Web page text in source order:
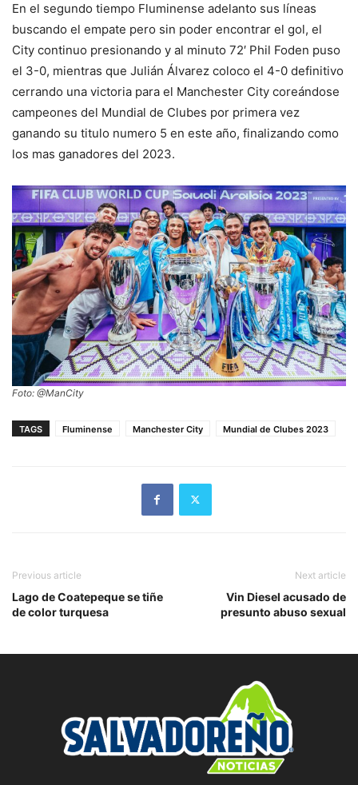
En el segundo tiempo Fluminense adelanto sus líneas
buscando el empate pero sin poder encontrar el gol, el
City continuo presionando y al minuto 72′ Phil Foden puso
el 3-0, mientras que Julián Álvarez coloco el 4-0 definitivo
cerrando una victoria para el Manchester City coreándose
campeones del Mundial de Clubes por primera vez
ganando su titulo numero 5 en este año, finalizando como
los mas ganadores del 2023.
Foto: @ManCity
TAGS Fluminense Manchester City Mundial de Clubes 2023
Previous article
Lago de Coatepeque se tiñe
de color turquesa
Next article
Vin Diesel acusado de
presunto abuso sexual